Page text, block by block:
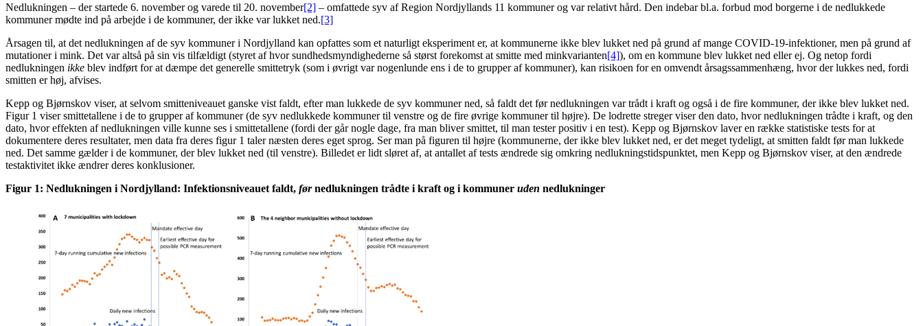
Nedlukningen – der startede 6. november og varede til 20. november[2] – omfattede syv af Region Nordjyllands 11 kommuner og var relativt hård. Den indebar bl.a. forbud mod borgerne i de nedlukkede
kommuner mødte ind på arbejde i de kommuner, der ikke var lukket ned.[3]
Årsagen til, at det nedlukningen af de syv kommuner i Nordjylland kan opfattes som et naturligt eksperiment er, at kommunerne ikke blev lukket ned på grund af mange COVID-19-infektioner, men på grund af
mutationer i mink. Det var altså på sin vis tilfældigt (styret af hvor sundhedsmyndighederne så størst forekomst at smitte med minkvarianten[4]), om en kommune blev lukket ned eller ej. Og netop fordi
nedlukningen ikke blev indført for at dæmpe det generelle smittetryk (som i øvrigt var nogenlunde ens i de to grupper af kommuner), kan risikoen for en omvendt årsagssammenhæng, hvor der lukkes ned, fordi
smitten er høj, afvises.
Kepp og Bjørnskov viser, at selvom smitteniveauet ganske vist faldt, efter man lukkede de syv kommuner ned, så faldt det før nedlukningen var trådt i kraft og også i de fire kommuner, der ikke blev lukket ned.
Figur 1 viser smittetallene i de to grupper af kommuner (de syv nedlukkede kommuner til venstre og de fire øvrige kommuner til højre). De lodrette streger viser den dato, hvor nedlukningen trådte i kraft, og den
dato, hvor effekten af nedlukningen ville kunne ses i smittetallene (fordi der går nogle dage, fra man bliver smittet, til man tester positiv i en test). Kepp og Bjørnskov laver en række statistiske tests for at
dokumentere deres resultater, men data fra deres figur 1 taler næsten deres eget sprog. Ser man på figuren til højre (kommunerne, der ikke blev lukket ned, er det meget tydeligt, at smitten faldt før man lukkede
ned. Det samme gælder i de kommuner, der blev lukket ned (til venstre). Billedet er lidt sløret af, at antallet af tests ændrede sig omkring nedlukningstidspunktet, men Kepp og Bjørnskov viser, at den ændrede
testaktivitet ikke ændrer deres konklusioner.
Figur 1: Nedlukningen i Nordjylland: Infektionsniveauet faldt, førnedlukningen trådte i kraft og i kommuner uden nedlukninger